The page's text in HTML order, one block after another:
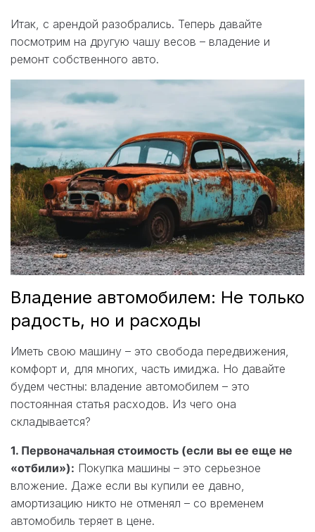
Итак, с арендой разобрались. Теперь давайте
посмотрим на другую чашу весов – владение и
ремонт собственного авто.
Владение автомобилем: Не только
радость, но и расходы
Иметь свою машину – это свобода передвижения,
комфорт и, для многих, часть имиджа. Но давайте
будем честны: владение автомобилем – это
постоянная статья расходов. Из чего она
складывается?
1. Первоначальная стоимость (если вы ее еще не
«отбили»): Покупка машины – это серьезное
вложение. Даже если вы купили ее давно,
амортизацию никто не отменял – со временем
автомобиль теряет в цене.